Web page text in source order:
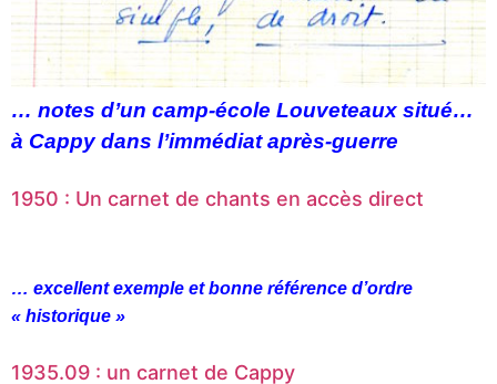
… notes d’un camp-école Louveteaux situé…
à Cappydans l’immédiat après-guerre
1950 : Un carnet de chants en accès direct
… excellent exemple et bonne référence d’ordre
« historique »
1935.09 : un carnet de Cappy